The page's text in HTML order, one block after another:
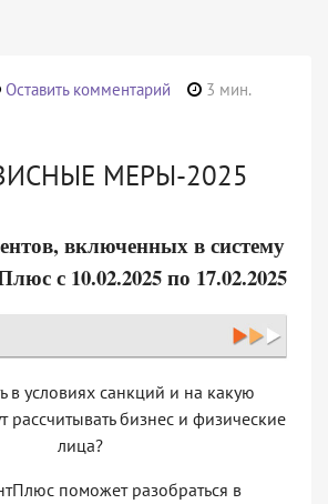
Оставить комментарий
3 мин.
МЕРЫ-2025
включенных в систему
с 10.02.2025 по 17.02.2025
в условиях санкций и на какую
рассчитывать бизнес и физические
лица?
поможет разобраться в